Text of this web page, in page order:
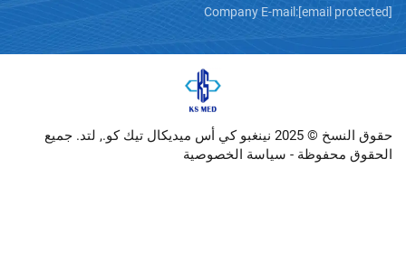
Company E-mail:
حقوق النسخ © 2025 نينغبو كي أس ميديكال تيك كو., لتد. جميع
-سياسة الخصوصية